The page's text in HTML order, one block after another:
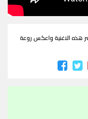
هذه الاغنية واعكس روعة